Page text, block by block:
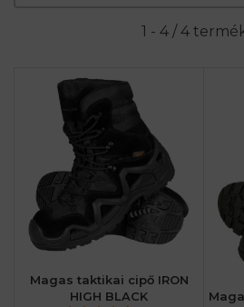
1 - 4 / 4
Magas taktikai cipő IRON
HIGH BLACK